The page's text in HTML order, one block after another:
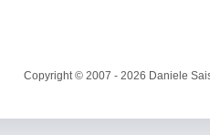
Copyright © 2007 - 2026 Daniele